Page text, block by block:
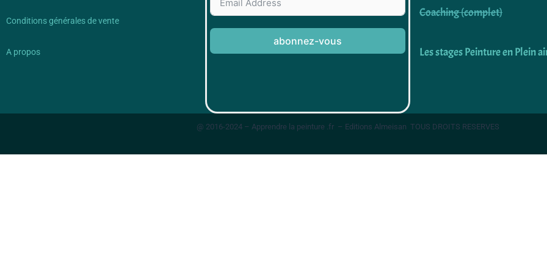
Conditions générales de vente
A propos
abonnez-vous
Coaching (complet)
Les stages Peinture en Plein
@ 2016-2024 – Apprendre la peinture .fr – Editions Almeisan TOUS DROITS RESERVES